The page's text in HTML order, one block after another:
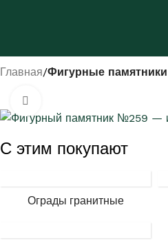
Главная Фигурные памятники
С этим покупают
Ограды гранитные